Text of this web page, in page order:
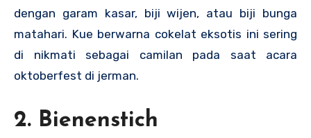
dengan garam kasar, biji wijen, atau biji bunga
matahari. Kue berwarna cokelat eksotis ini sering
di nikmati sebagai camilan pada saat acara
oktoberfest di jerman.
2. Bienenstich